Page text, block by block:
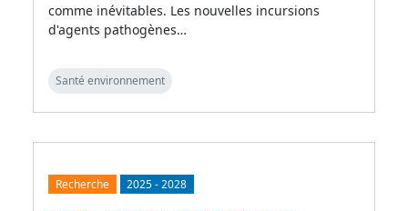
comme inévitables. Les nouvelles incursions
d'agents pathogènes…
Santé environnement
Recherche 2025-2028